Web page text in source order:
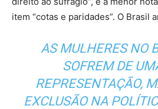
item “cotas e paridades”. O Brasil
AS MULHERES NO
SOFREM DE
REPRESENTAÇÃO,
EXCLUSÃO NA